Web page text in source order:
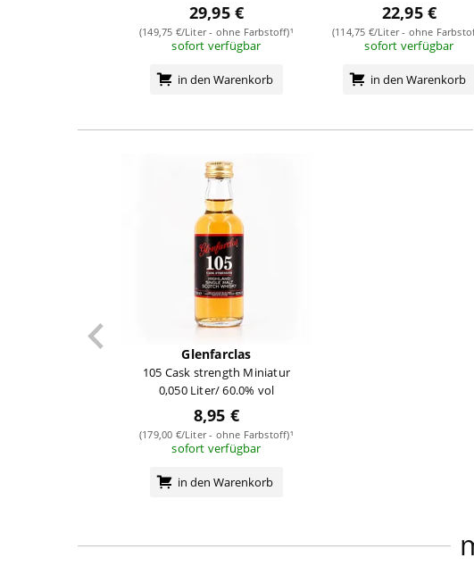
29,95 €
(149,75 €/Liter - ohne Farbstoff)¹
sofort verfügbar
in den Warenkorb
22,95 €
(114,75 €/Liter - ohne
sofort verfügbar
in den Warenkorb
Glenfarclas
105 Cask strength Miniatur
0,050 Liter/ 60.0% vol
8,95 €
(179,00 €/Liter - ohne Farbstoff)¹
sofort verfügbar
in den Warenkorb